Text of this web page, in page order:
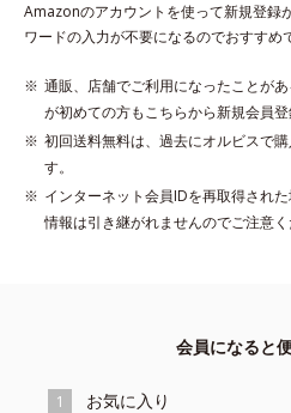
Amazonのアカウントを使って新規登録
ワードの入力が不要になるのでおすすめ
通販、店舗でご利用になったことが
が初めての方もこちらから新規会員登
初回送料無料は、過去にオルビスで
す。
インターネット会員IDを再取得され
情報は引き継がれませんのでご注意く
会員になると
1 お気に入り